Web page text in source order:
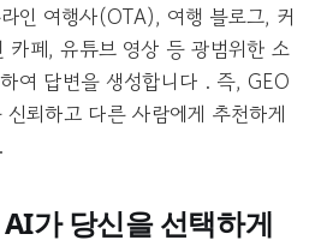
인 여행사(OTA), 여행 블로그, 커
카페, 유튜브 영상 등 광범위한 소
여 답변을 생성합니다 . 즉, GEO
뢰하고 다른 사람에게 추천하게
가 당신을 선택하게